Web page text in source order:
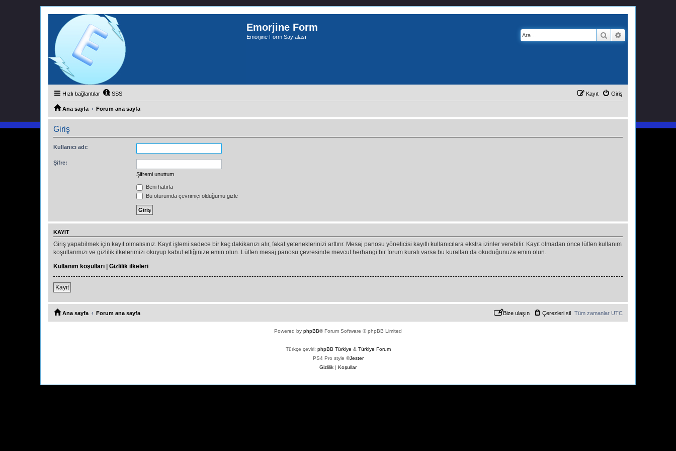
Emorjine Form
Emorjine Form Sayfalası Ara
Hızlı bağlantılar SSS Giriş
Kayıt
Ana sayfa Forum ana sayfa
Giriş
Kullanıcı adı:
Şifre:
Şifremi unuttum
Beni hatırla
Bu oturumda çevrimiçi olduğumu gizle
KAYIT
Giriş yapabilmek için kayıt olmalısınız. Kayıt işlemi sadece bir kaç dakikanızı alır, fakat yeteneklerinizi arttırır. Mesaj panosu yöneticisi kayıtlı kullanıcılara ekstra izinler verebilir. Kayıt olmadan önce lütfen kullanım
koşullarımızı ve gizlilik ilkelerimizi okuyup kabul ettiğinize emin olun. Lütfen mesaj panosu çevresinde mevcut herhangi bir forum kuralı varsa bu kuralları da okuduğunuza emin olun.
Kullanım koşulları | Gizlilik ilkeleri
Kayıt
Ana sayfa Forum ana sayfa Tüm zamanlar UTC
Çerezleri sil
Bize ulaşın
Powered by phpBB® Forum Software © phpBB Limited
Türkçe çeviri: phpBB Türkiye & Türkiye Forum
PS4 Pro style ©Jester
Gizlilik | Koşullar